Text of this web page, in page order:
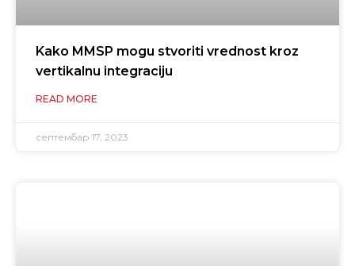
Kako MMSP mogu stvoriti vrednost kroz
vertikalnu integraciju
READ MORE
септембар 17, 2023